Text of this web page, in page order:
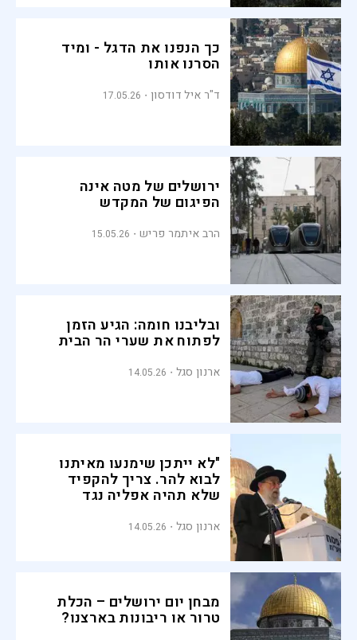
כך הנפנו את הדגל - ומיד
הסרנו אותו
ד"ר איל דודסון 17.05.26
ירושלים של מטה אינה
הפיגום של המקדש
הרב איתמר פריש 15.05.26
ובליבנו חומה: הגיע הזמן
לפתוח את שערי הר הבית
ארנון סגל 14.05.26
"לא ייתכן שימנעו מאיתנו
לבוא להר. צריך להקפיד
שלא תהיה אפליה נגד
ארנון סגל 14.05.26
מבחן יום ירושלים – הכלת
טרור או ריבונות בארצנו?